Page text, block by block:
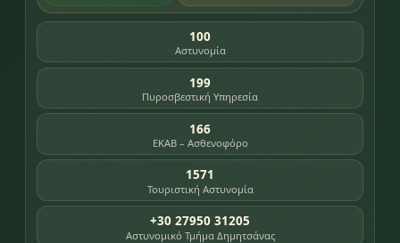
100
Αστυνομία
199
Πυροσβεστική Υπηρεσία
166
ΕΚΑΒ – Ασθενοφόρο
1571
Τουριστική Αστυνομία
+30 27950 31205
Αστυνομικό Τμήμα Δημητσάνας